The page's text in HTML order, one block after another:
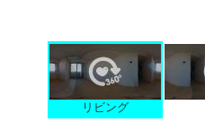
リビング